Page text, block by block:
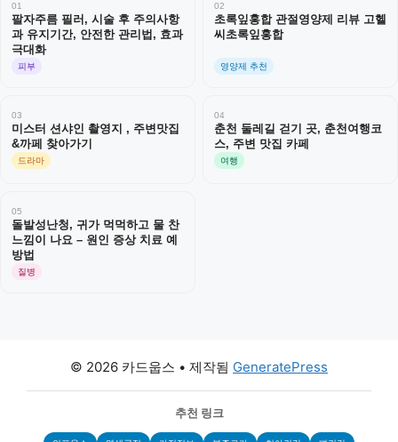
01
팔자주름 필러, 시술 후 주의사항
과 유지기간, 안전한 관리법, 효과
극대화
피부
02
초록잎홍합 관절영양제 리뷰 고헬
씨초록잎홍합
영양제 추천
03
미스터 션샤인 촬영지 , 주변맛집
&까페 찾아가기
드라마
04
춘천 둘레길 걷기 곳, 춘천여행코
스, 주변 맛집 카페
여행
05
돌발성난청, 귀가 먹먹하고 물 찬
느낌이 나요 – 원인 증상 치료 예
방법
질병
© 2026 카드웁스 • 제작됨 GeneratePress
추천 링크